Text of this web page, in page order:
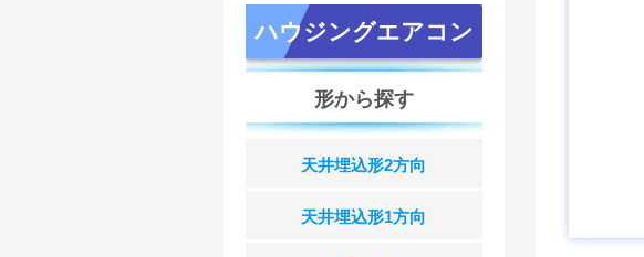
ハウジングエアコン
形から探す
天井埋込形2方向
天井埋込形1方向